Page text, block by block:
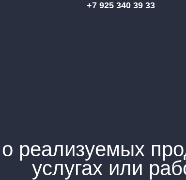
+7 925 340 39 33
реализуемых
услугах или